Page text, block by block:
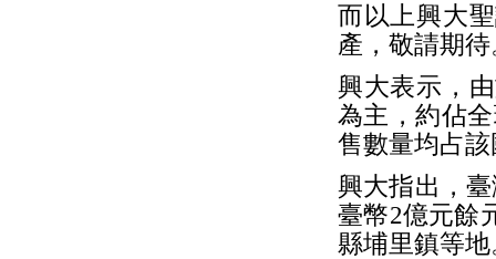
而以上興大
產，敬請期待
興大表示，
為主，約佔
售數量均占
興大指出，
臺幣2億元餘
縣埔里鎮等地